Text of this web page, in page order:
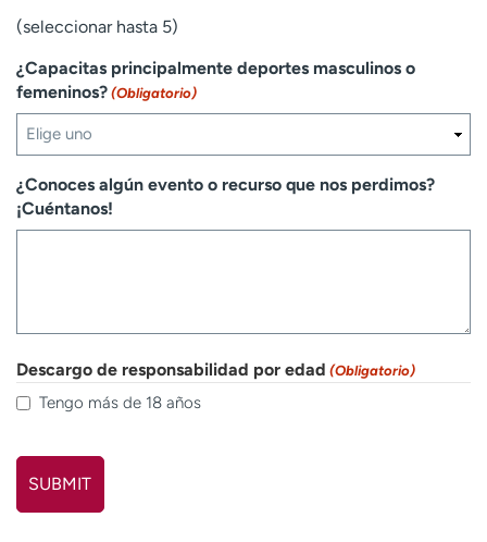
(seleccionar hasta 5)
¿Capacitas principalmente deportes masculinos o
femeninos? (Obligatorio)
¿Conoces algún evento o recurso que nos perdimos?
¡Cuéntanos!
Descargo de responsabilidad por edad (Obligatorio)
Tengo más de 18 años